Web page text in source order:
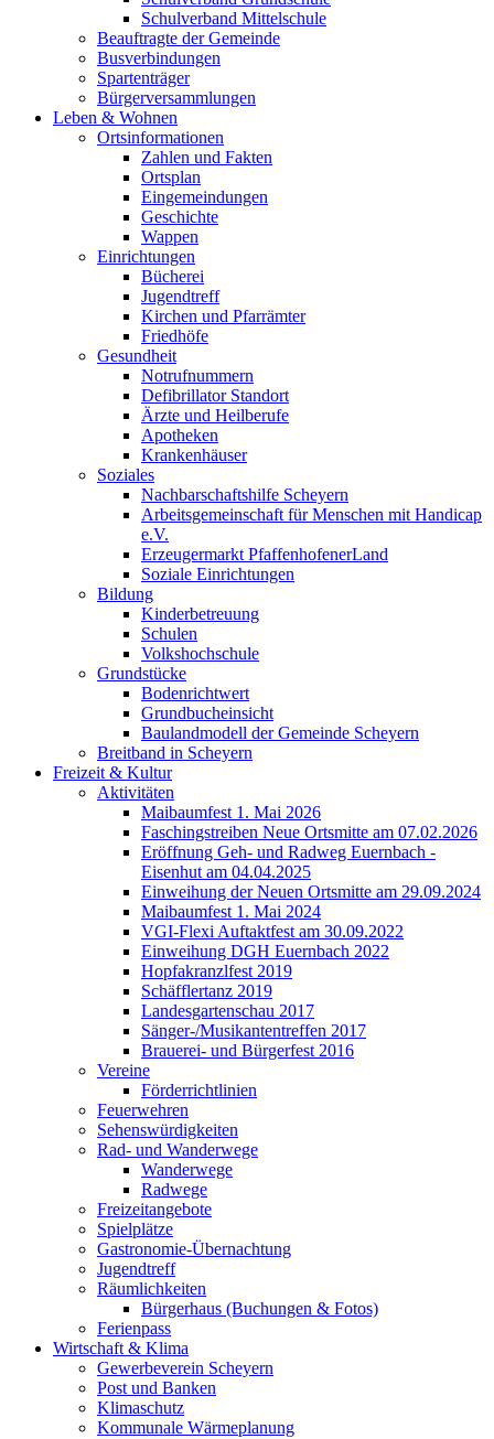
Schulverband Mittelschule
Beauftragte der Gemeinde
Busverbindungen
Spartenträger
Bürgerversammlungen
Leben & Wohnen
Ortsinformationen
Zahlen und Fakten
Ortsplan
Eingemeindungen
Geschichte
Wappen
Einrichtungen
Bücherei
Jugendtreff
Kirchen und Pfarrämter
Friedhöfe
Gesundheit
Notrufnummern
Defibrillator Standort
Ärzte und Heilberufe
Apotheken
Krankenhäuser
Soziales
Nachbarschaftshilfe Scheyern
Arbeitsgemeinschaft für Menschen mit Handicap
e.V.
Erzeugermarkt PfaffenhofenerLand
Soziale Einrichtungen
Bildung
Kinderbetreuung
Schulen
Volkshochschule
Grundstücke
Bodenrichtwert
Grundbucheinsicht
Baulandmodell der Gemeinde Scheyern
Breitband in Scheyern
Freizeit & Kultur
Aktivitäten
Maibaumfest 1. Mai 2026
Faschingstreiben Neue Ortsmitte am 07.02.2026
Eröffnung Geh- und Radweg Euernbach -
Eisenhut am 04.04.2025
Einweihung der Neuen Ortsmitte am 29.09.2024
Maibaumfest 1. Mai 2024
VGI-Flexi Auftaktfest am 30.09.2022
Einweihung DGH Euernbach 2022
Hopfakranzlfest 2019
Schäfflertanz 2019
Landesgartenschau 2017
Sänger-/Musikantentreffen 2017
Brauerei- und Bürgerfest 2016
Vereine
Förderrichtlinien
Feuerwehren
Sehenswürdigkeiten
Rad- und Wanderwege
Wanderwege
Radwege
Freizeitangebote
Spielplätze
Gastronomie-Übernachtung
Jugendtreff
Räumlichkeiten
Bürgerhaus (Buchungen & Fotos)
Ferienpass
Wirtschaft & Klima
Gewerbeverein Scheyern
Post und Banken
Klimaschutz
Kommunale Wärmeplanung